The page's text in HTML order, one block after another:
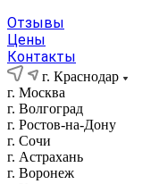
Отзывы
Цены
Контакты
г. Краснодар
г. Москва
г. Волгоград
г. Ростов-на-Дону
г. Сочи
г. Астрахань
г. Воронеж